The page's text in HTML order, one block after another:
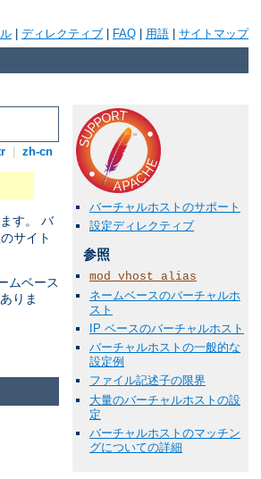
ディレクティブ FAQ 用語 サイトマップ
zh-cn
す。 バ
サイト
ムベース
りま
バーチャルホストのサポート
設定ディレクティブ
参照
mod_vhost_alias
ネームベースのバーチャルホ
スト
IP ベースのバーチャルホスト
バーチャルホストの一般的な
設定例
ファイル記述子の限界
大量のバーチャルホストの設
定
バーチャルホストのマッチン
グについての詳細